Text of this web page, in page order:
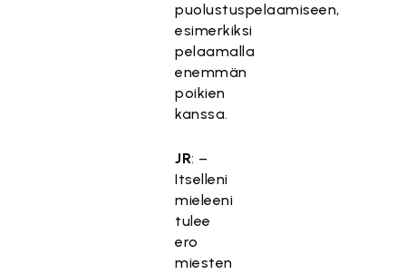
puolustuspelaamiseen,
esimerkiksi
pelaamalla
enemmän
poikien
kanssa.
JR: –
Itselleni
mieleeni
tulee
ero
miesten